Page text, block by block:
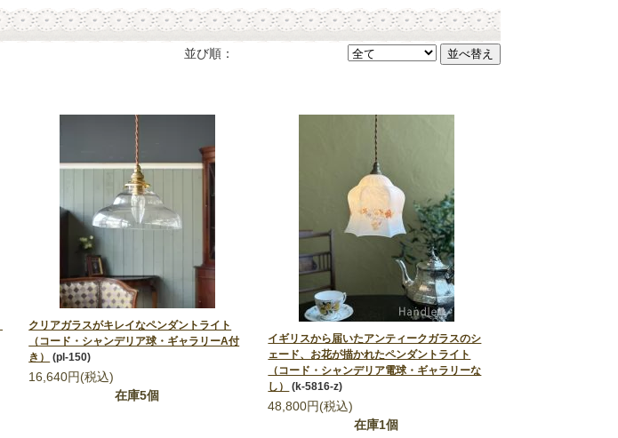
並び順：
クリアガラスがキレイなペンダントライト
（コード・シャンデリア球・ギャラリーA付
き）
(pl-150)
16,640円(税込)
在庫5個
イギリスから届いたアンティークガラスのシ
ェード、お花が描かれたペンダントライト
（コード・シャンデリア電球・ギャラリーな
し）
(k-5816-z)
48,800円(税込)
在庫1個